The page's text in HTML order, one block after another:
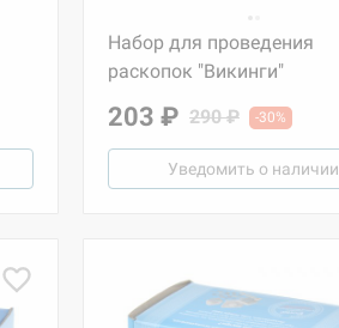
Набор для проведения
раскопок "Викинги"
203 ₽ 290 ₽ -30%
Уведомить о наличии